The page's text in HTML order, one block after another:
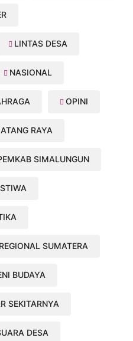
LINTAS DESA
NASIONAL
OPINI
RAYA
SIMALUNGUN
REGIONAL SUMATERA
BUDAYA
SEKITARNYA
DESA